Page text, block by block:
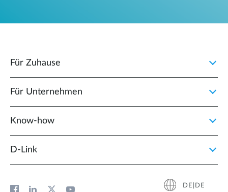
Für Zuhause
Für Unternehmen
Know-how
D‑Link
DE|DE